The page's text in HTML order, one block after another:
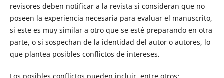
revisores deben notificar a la revista si consideran que no
poseen la experiencia necesaria para evaluar el manuscrito,
si este es muy similar a otro que se esté preparando en otra
parte, o si sospechan de la identidad del autor o autores, lo
que plantea posibles conflictos de intereses.